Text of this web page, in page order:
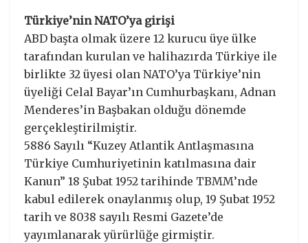
Türkiye’nin NATO’ya girişi
ABD başta olmak üzere 12 kurucu üye ülke
tarafından kurulan ve halihazırda Türkiye ile
birlikte 32 üyesi olan NATO’ya Türkiye’nin
üyeliği Celal Bayar’ın Cumhurbaşkanı, Adnan
Menderes’in Başbakan olduğu dönemde
gerçekleştirilmiştir.
5886 Sayılı “Kuzey Atlantik Antlaşmasına
Türkiye Cumhuriyetinin katılmasına dair
Kanun” 18 Şubat 1952 tarihinde TBMM’nde
kabul edilerek onaylanmış olup, 19 Şubat 1952
tarih ve 8038 sayılı Resmi Gazete’de
yayımlanarak yürürlüğe girmiştir.